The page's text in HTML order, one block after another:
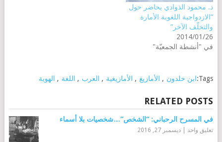
د. محمود الذوادي يحاضر حول
“الازدواجية اللغوية الأمارة
والتخلّف الآخر”
2014/01/26
في "أنشطة الجمعيّة"
Tags: ابن خلدون , الأمازيغ , الأمازيغية , العرب , اللغة , الهوية
RELATED POSTS
في المسرح الرحباني: “الشخص”…شخصيات بلا أسماء
تعليق واحد ديسمبر 27, 2016